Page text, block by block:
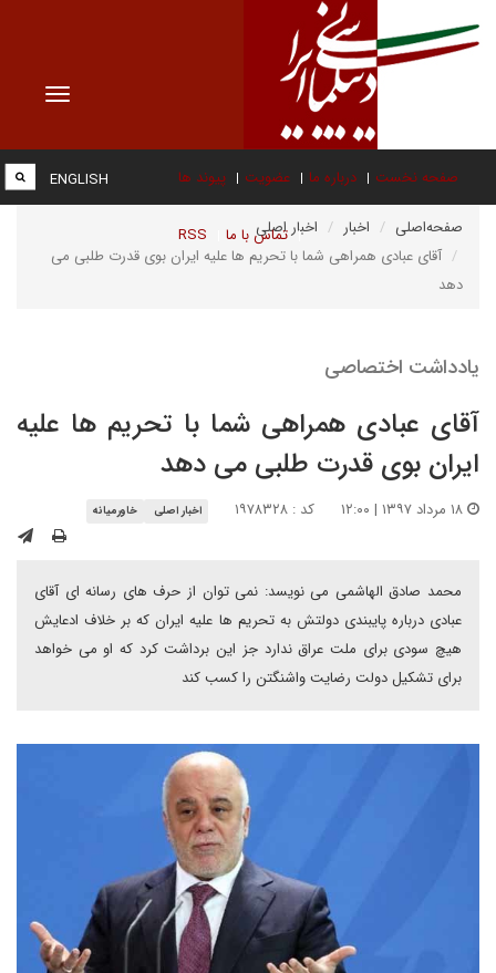
Toggle
صفحه نخست درباره ما عضویت پیوند ها
تماس با ما RSS
ENGLISH
صفحه‌اصلی اخبار
اخبار اصلی
آقای عبادی همراهی شما با تحریم ها علیه ایران بوی قدرت طلبی می
دهد
یادداشت اختصاصی
آقای عبادی همراهی شما با تحریم ها علیه
ایران بوی قدرت طلبی می دهد
کد : ۱۹۷۸۳۲۸ اخبار اصلی خاورمیانه
محمد صادق الهاشمی می نویسد: نمی توان از حرف های رسانه ای آقای
عبادی درباره پایبندی دولتش به تحریم ها علیه ایران که بر خلاف ادعایش
هیچ سودی برای ملت عراق ندارد جز این برداشت کرد که او می خواهد
برای تشکیل دولت رضایت واشنگتن را کسب کند